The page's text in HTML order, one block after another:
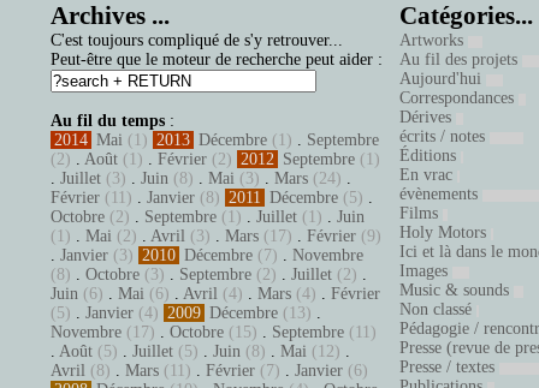
Archives ...
C'est toujours compliqué de s'y retrouver...
Peut-être que le moteur de recherche peut aider :
Au fil du temps :
2014 Mai (1) 2013 Décembre (1) . Septembre
(2) . Août (1) . Février (2) 2012 Septembre (1)
. Juillet (3) . Juin (8) . Mai (3) . Mars (24) .
Février (11) . Janvier (8) 2011 Décembre (5) .
Octobre (2) . Septembre (1) . Juillet (1) . Juin
(1) . Mai (2) . Avril (3) . Mars (17) . Février (9)
. Janvier (3) 2010 Décembre (7) . Novembre
(8) . Octobre (3) . Septembre (2) . Juillet (2) .
Juin (6) . Mai (6) . Avril (4) . Mars (4) . Février
(5) . Janvier (4) 2009 Décembre (13) .
Novembre (17) . Octobre (15) . Septembre (11)
. Août (5) . Juillet (5) . Juin (8) . Mai (12) .
Avril (8) . Mars (11) . Février (7) . Janvier (6)
Catégories...
Artworks
Au fil des projets
Aujourd'hui
Correspondances
Dérives
écrits / notes
Éditions
En vrac
évènements
Films
Holy Motors
Ici et là dans le
Images
Music & sounds
Non classé
Pédagogie /
Presse (revue de
Presse / textes